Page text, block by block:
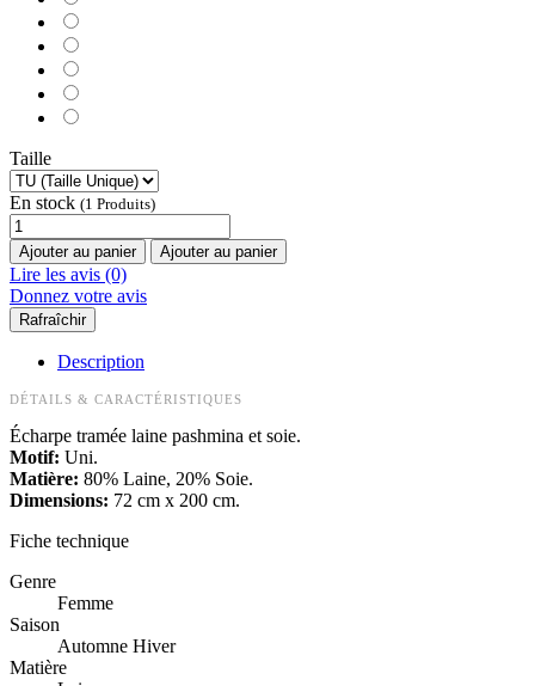
Taille
En stock (1 Produits)
Ajouter au panier Ajouter au panier
Lire les avis (0)
Donnez votre avis
Description
DÉTAILS & CARACTÉRISTIQUES
Écharpe tramée laine pashmina et soie.
Motif: Uni.
Matière: 80% Laine, 20% Soie.
Dimensions: 72 cm x 200 cm.
Fiche technique
Genre
Femme
Saison
Automne Hiver
Matière